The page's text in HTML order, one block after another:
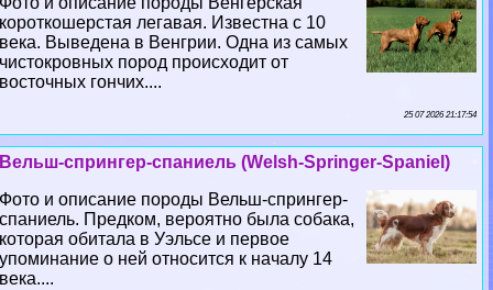
короткошерстая легавая. Известна с 10
века. Выведена в Венгрии. Одна из самых
чистокровных пород происходит от
восточных гончих....
25 07 2026 21:17:54
Вельш-спрингер-спаниель (Welsh-Springer-Spaniel)
Фото и описание породы Вельш-спрингер-
спаниель. Предком, вероятно была собака,
которая обитала в Уэльсе и первое
упоминание о ней относится к началу 14
века....